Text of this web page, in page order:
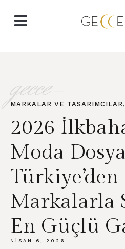
gecce-
MARKALAR VE TASARIMCILAR,
2026
Moda
Türkiye’den
Markalarla
En Güçlü
NISAN 6, 2026